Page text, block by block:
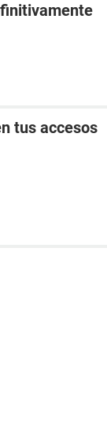
tus accesos